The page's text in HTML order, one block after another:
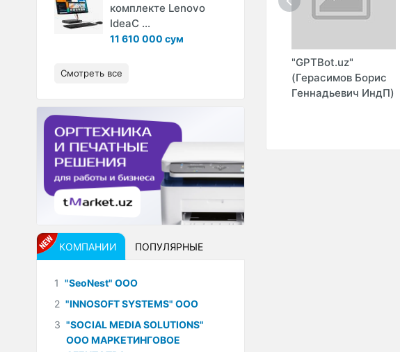
ООО
"GPTBot.uz"
(Герасимов Борис
Геннадьевич ИндП)
комплекте Lenovo
IdeaC ...
11 610 000 сум
Смотреть все
КОМПАНИИ ПОПУЛЯРНЫЕ
1 "SeoNest" ООО
2 "INNOSOFT SYSTEMS" ООО
3 "SOCIAL MEDIA SOLUTIONS"
ООО МАРКЕТИНГОВОЕ